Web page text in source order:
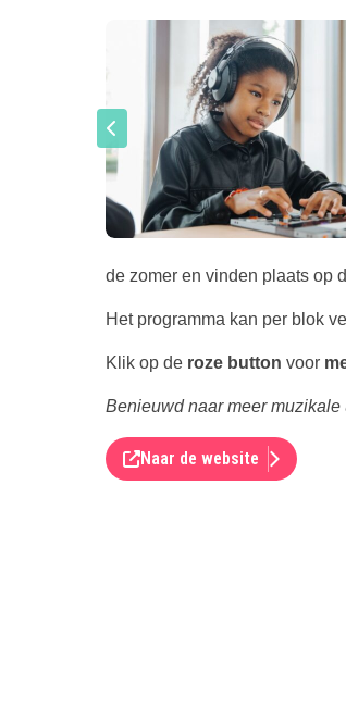
de zomer en vinden plaats op
Het programma kan per blok
Klik op de roze button voor
Benieuwd naar meer muzikale
Naar de website